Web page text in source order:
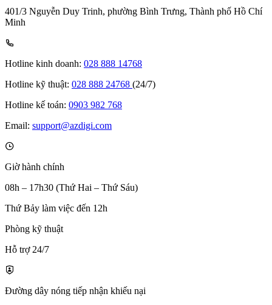
401/3 Nguyễn Duy Trinh, phường Bình Trưng, Thành phố Hồ Chí
Minh
Hotline kinh doanh: 028 888 14768
Hotline kỹ thuật: 028 888 24768 (24/7)
Hotline kế toán: 0903 982 768
Email: support@azdigi.com
Giờ hành chính
08h – 17h30 (Thứ Hai – Thứ Sáu)
Thứ Bảy làm việc đến 12h
Phòng kỹ thuật
Hỗ trợ 24/7
Đường dây nóng tiếp nhận khiếu nại